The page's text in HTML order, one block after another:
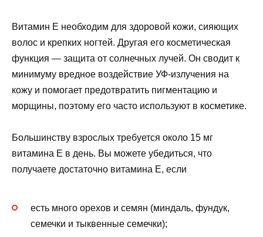
Витамин Е необходим для здоровой кожи, сияющих
волос и крепких ногтей. Другая его косметическая
функция — защита от солнечных лучей. Он сводит к
минимуму вредное воздействие УФ-излучения на
кожу и помогает предотвратить пигментацию и
морщины, поэтому его часто используют в косметике.
Большинству взрослых требуется около 15 мг
витамина Е в день. Вы можете убедиться, что
получаете достаточно витамина Е, если
есть много орехов и семян (миндаль, фундук,
семечки и тыквенные семечки);